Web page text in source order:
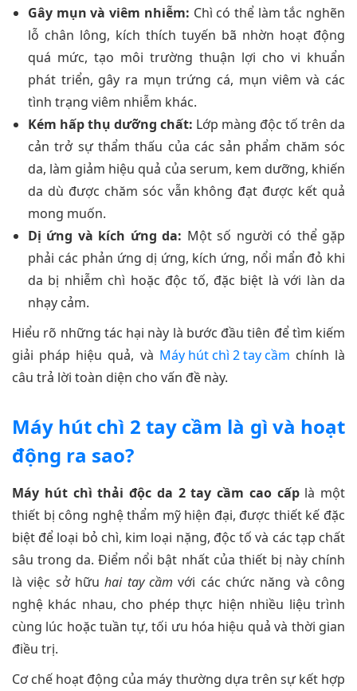
Gây mụn và viêm nhiễm: Chì có thể làm tắc nghẽn
lỗ chân lông, kích thích tuyến bã nhờn hoạt động
quá mức, tạo môi trường thuận lợi cho vi khuẩn
phát triển, gây ra mụn trứng cá, mụn viêm và các
tình trạng viêm nhiễm khác.
Kém hấp thụ dưỡng chất: Lớp màng độc tố trên da
cản trở sự thẩm thấu của các sản phẩm chăm sóc
da, làm giảm hiệu quả của serum, kem dưỡng, khiến
da dù được chăm sóc vẫn không đạt được kết quả
mong muốn.
Dị ứng và kích ứng da: Một số người có thể gặp
phải các phản ứng dị ứng, kích ứng, nổi mẩn đỏ khi
da bị nhiễm chì hoặc độc tố, đặc biệt là với làn da
nhạy cảm.
Hiểu rõ những tác hại này là bước đầu tiên để tìm kiếm
giải pháp hiệu quả, và Máy hút chì 2 tay cầm chính là
câu trả lời toàn diện cho vấn đề này.
Máy hút chì 2 tay cầm là gì và hoạt
động ra sao?
Máy hút chì thải độc da 2 tay cầm cao cấplà một
thiết bị công nghệ thẩm mỹ hiện đại, được thiết kế đặc
biệt để loại bỏ chì, kim loại nặng, độc tố và các tạp chất
sâu trong da. Điểm nổi bật nhất của thiết bị này chính
là việc sở hữuhai tay cầm với các chức năng và công
nghệ khác nhau, cho phép thực hiện nhiều liệu trình
cùng lúc hoặc tuần tự, tối ưu hóa hiệu quả và thời gian
điều trị.
Cơ chế hoạt động của máy thường dựa trên sự kết hợp